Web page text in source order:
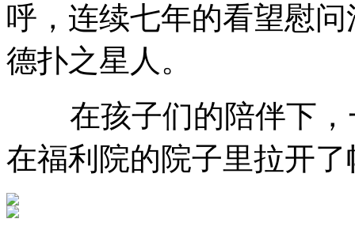
呼，连续七年的看望慰
德扑之星人。
在孩子们的陪伴下，
在福利院的院子里拉开了